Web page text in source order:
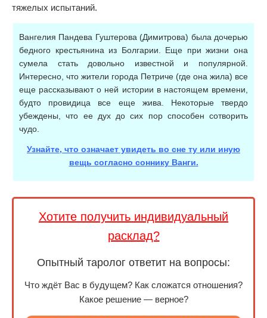
тяжелых испытаний.
Вангелия Пандева Гуштерова (Димитрова) была дочерью
бедного крестьянина из Болгарии. Еще при жизни она
сумела стать довольно известной и популярной.
Интересно, что жители города Петриче (где она жила) все
еще рассказывают о ней истории в настоящем времени,
будто провидица все еще жива. Некоторые твердо
убеждены, что ее дух до сих пор способен сотворить
чудо.
Узнайте, что означает увидеть во сне ту или иную
вещь согласно соннику Ванги.
Хотите получить индивидуальный
расклад?
Опытный таролог ответит на вопросы:
Что ждёт Вас в будущем? Как сложатся отношения?
Какое решение — верное?